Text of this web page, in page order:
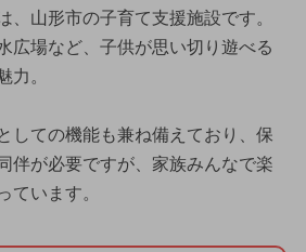
、山形市の子育て支援施設です。
広場など、子供が思い切り遊べる
力。
しての機能も兼ね備えており、保
伴が必要ですが、家族みんなで楽
ています。